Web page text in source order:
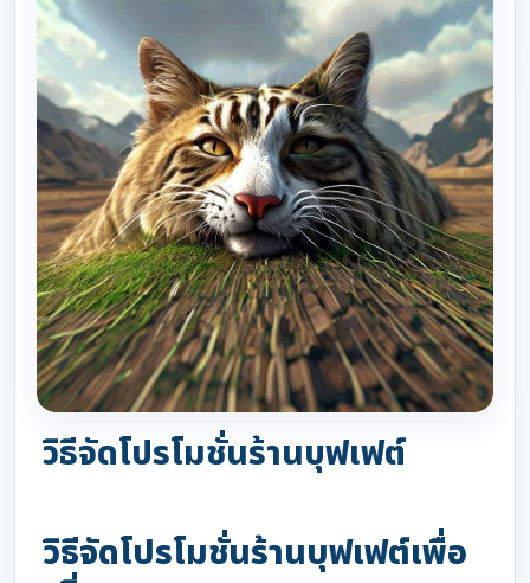
วิธีจัดโปรโมชั่นร้านบุฟเฟต์
วิธีจัดโปรโมชั่นร้านบุฟเฟต์เพื่อ